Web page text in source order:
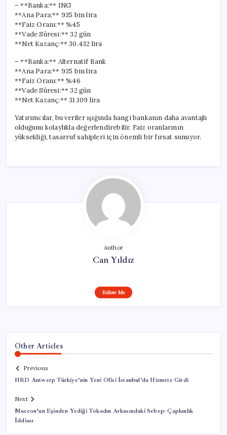
– **Banka:** ING
**Ana Para:** 935 bin lira
**Faiz Oranı:** %45
**Vade Süresi:** 32 gün
**Net Kazanç:** 30.432 lira
– **Banka:** Alternatif Bank
**Ana Para:** 935 bin lira
**Faiz Oranı:** %46
**Vade Süresi:** 32 gün
**Net Kazanç:** 31.109 lira
Yatırımcılar, bu veriler ışığında hangi bankanın daha avantajlı
olduğunu kolaylıkla değerlendirebilir. Faiz oranlarının
yüksekliği, tasarruf sahipleri için önemli bir fırsat sunuyor.
Author
Can Yıldız
Follow Me
Other Articles
Previous
HRD Antwerp Türkiye’nin Yeni Ofisi İstanbul’da Hizmete Girdi
Next
Macron’un Eşinden Yediği Tokadın Arkasındaki Sebep: Çapkınlık
İddiası